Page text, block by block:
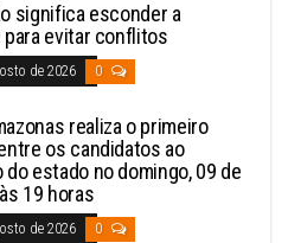
significa esconder a
para evitar conflitos
de 2026 0
realiza o primeiro
os candidatos ao
do estado no domingo, 09 de
19 horas
de 2026 0